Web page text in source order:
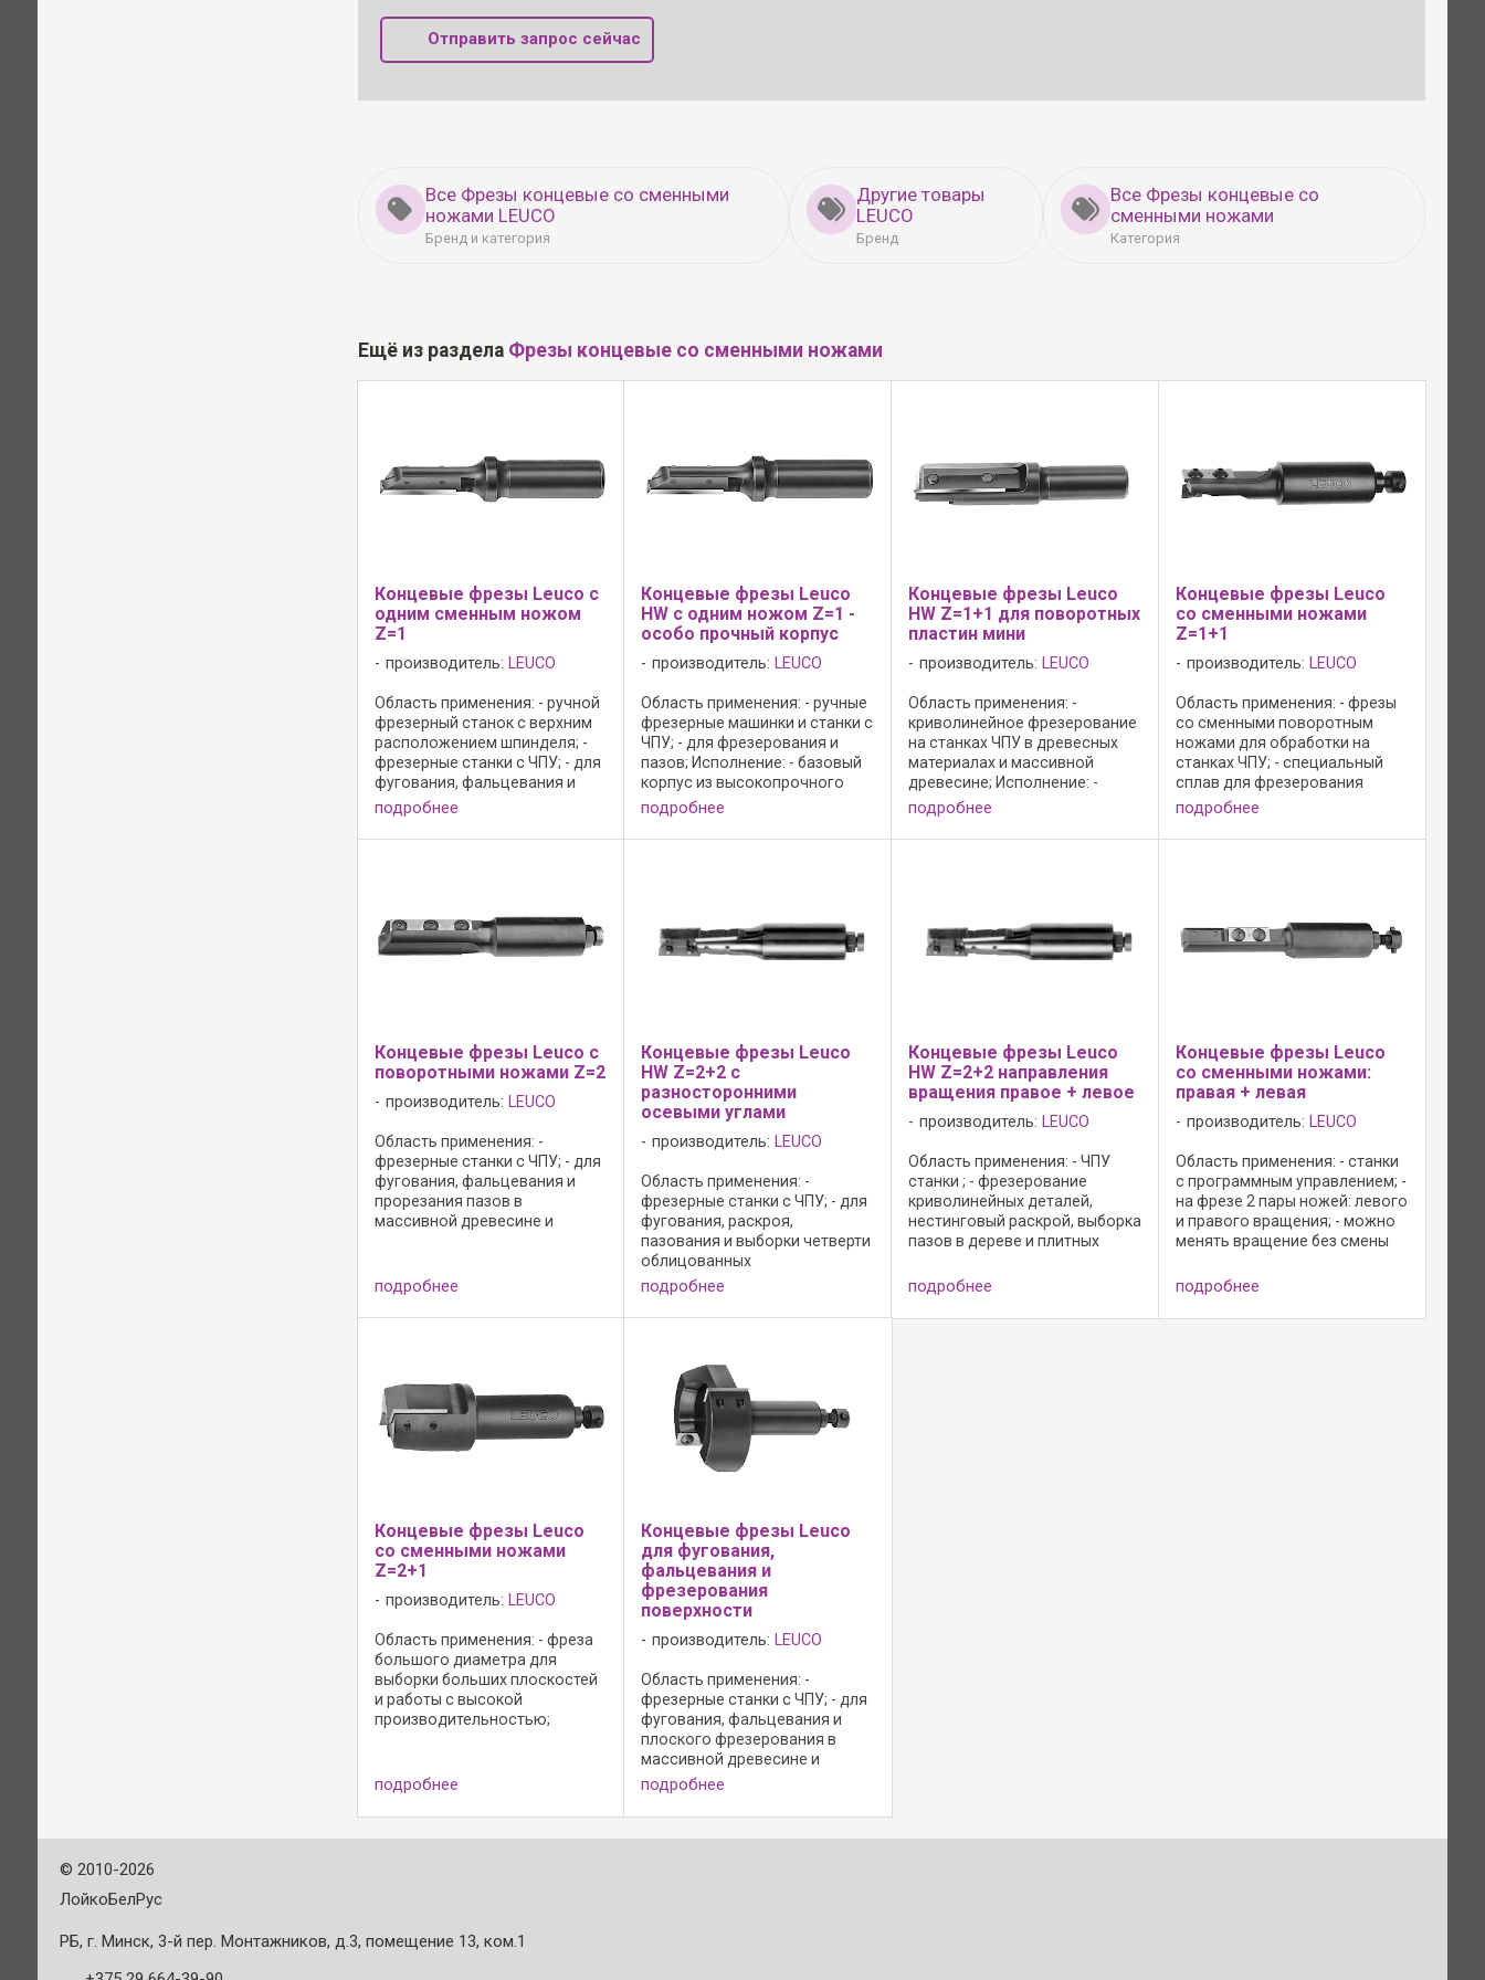
Отправить запрос сейчас
Все Фрезы концевые со сменными
ножами LEUCO
Бренд и категория
Другие товары
LEUCO
Бренд
Все Фрезы концевые со
сменными ножами
Категория
Ещё из раздела Фрезы концевые со сменными ножами
Концевые фрезы Leuco с
одним сменным ножом
Z=1
производитель: LEUCO
Область применения: - ручной
фрезерный станок с верхним
расположением шпинделя; -
фрезерные станки с ЧПУ; - для
фугования, фальцевания и
прорезания пазов в
массивной древесине и
древесно-стружечных
подробнее
Концевые фрезы Leuco
HW с одним ножом Z=1 -
особо прочный корпус
производитель: LEUCO
Область применения: - ручные
фрезерные машинки и станки с
ЧПУ; - для фрезерования и
пазов; Исполнение: - базовый
корпус из высокопрочного
тяжелого металла; - резец без
осевого угла с торцовой
режущей кромкой; - режущий
подробнее
Концевые фрезы Leuco
HW Z=1+1 для поворотных
пластин мини
производитель: LEUCO
Область применения: -
криволинейное фрезерование
на станках ЧПУ в древесных
материалах и массивной
древесине; Исполнение: -
резец без осевого угла с
периферийной режущей
кромкой; - 1 резец для
подробнее
Концевые фрезы Leuco
со сменными ножами
Z=1+1
производитель: LEUCO
Область применения: - фрезы
со сменными поворотным
ножами для обработки на
станках ЧПУ; - специальный
сплав для фрезерования
дерева, МДФ или ДСтП; - вход
фрезы в материал должен
происходить по двум осям:
подробнее
Концевые фрезы Leuco с
поворотными ножами Z=2
производитель: LEUCO
Область применения: -
фрезерные станки с ЧПУ; - для
фугования, фальцевания и
прорезания пазов в
массивной древесине и
фрезерования вырезов и
контуров; - для засверливания
при одновременной подаче по
подробнее
Концевые фрезы Leuco
HW Z=2+2 с
разносторонними
осевыми углами
производитель: LEUCO
Область применения: -
фрезерные станки с ЧПУ; - для
фугования, раскроя,
пазования и выборки четверти
облицованных
древесностружечных
материалов и массивной
древесины; - для
z и по оси x или y; ...
подробнее
Концевые фрезы Leuco
HW Z=2+2 направления
вращения правое + левое
производитель: LEUCO
Область применения: - ЧПУ
станки ; - фрезерование
криволинейных деталей,
нестинговый раскрой, выборка
пазов в дереве и плитных
резцы режущих элементов для
правого и левого вращением с
осевым углом и сверху с
подробнее
Концевые фрезы Leuco
со сменными ножами:
правая + левая
производитель: LEUCO
Область применения: - станки
с программным управлением; -
на фрезе 2 пары ножей: левого
и правого вращения; - можно
менять вращение без смены
входить в материал с
минимальными сколами на
входе и выходе;
подробнее
Концевые фрезы Leuco
со сменными ножами
Z=2+1
производитель: LEUCO
Область применения: - фреза
большого диаметра для
выборки больших плоскостей
и работы с высокой
производительностью;
периферийной режущей
кромкой; - 1 резец для
засверливания с осевым
углом; - ...
подробнее
Концевые фрезы Leuco
для фугования,
фальцевания и
фрезерования
поверхности
производитель: LEUCO
Область применения: -
фрезерные станки с ЧПУ; - для
фугования, фальцевания и
плоского фрезерования в
массивной древесине и
древесно-стружечных
материалах; Конструктивные
особенности: - резцы без
осевого угла с торцовой
подробнее
© 2010-2026
ЛойкоБелРус
РБ, г. Минск, 3-й пер. Монтажников, д.3, помещение 13, ком.1